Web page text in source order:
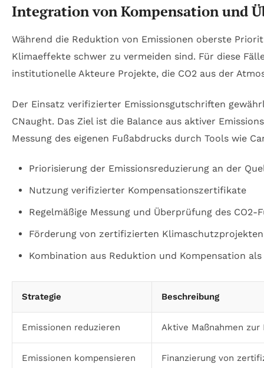
Integration von Kompensation und
Während die Reduktion von Emissionen oberste
Klimaeffekte schwer zu vermeiden sind. Für diese
institutionelle Akteure Projekte, die CO2 aus der
Der Einsatz verifizierter Emissionsgutschriften
CNaught. Das Ziel ist die Balance aus aktiver
Messung des eigenen Fußabdrucks durch Tools wie
Priorisierung der Emissionsreduzierung an der
Nutzung verifizierter Kompensationszertifikate
Regelmäßige Messung und Überprüfung des CO2-
Förderung von zertifizierten Klimaschutzprojekten
Kombination aus Reduktion und Kompensation
Strategie Beschreibung
Emissionen reduzieren Aktive Maßnahmen zur
Emissionen kompensieren Finanzierung von